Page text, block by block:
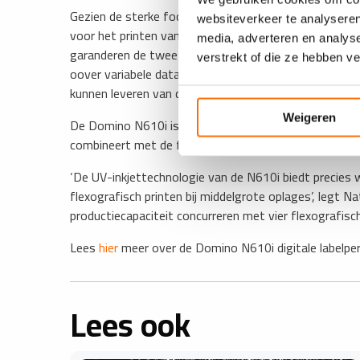
websiteverkeer te
media, adverteren en
verstrekt of die ze hebben
Weigeren
Gezien de sterke focus van Finlogic op
voor het printen van variabele data, waaronder
garanderen de twee Domino-systemen uitstekende
oover variabele data, maar de markt vroeg er niet
kunnen leveren van dit type toepassing wordt een
De Domino N610i is een 600 dpi UV-inkjetpers die
combineert met de flexibiliteit van snelle
‘De UV-inkjettechnologie van de N610i biedt
flexografisch printen bij middelgrote oplages’, legt
productiecapaciteit concurreren met vier
Leeshiermeer over de Domino N610i digitale
Lees ook